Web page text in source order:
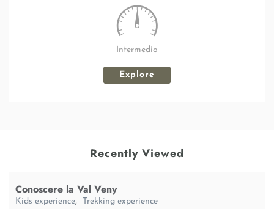
Intermedio
Explore
Recently Viewed
Conoscere la Val Veny
Kids experience, Trekking experience